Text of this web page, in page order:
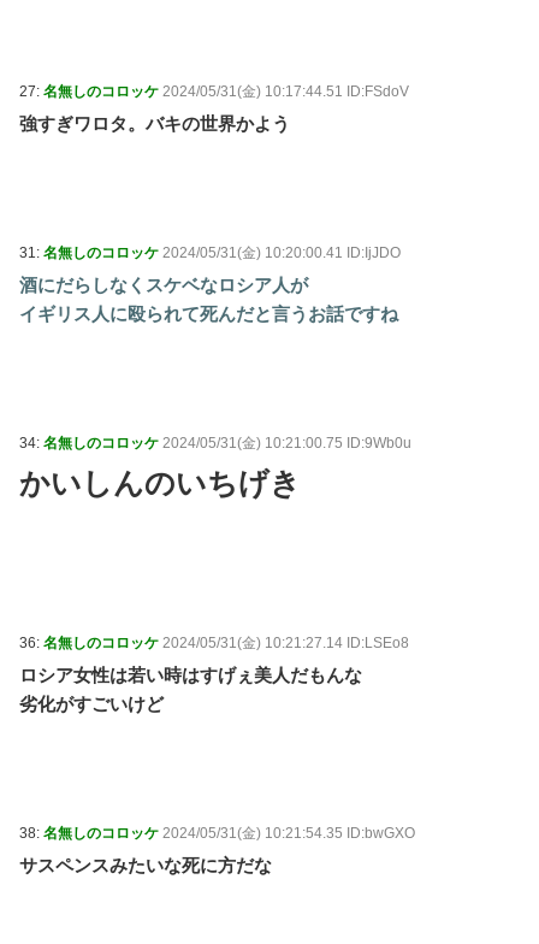
27: 名無しのコロッケ 2024/05/31(金) 10:17:44.51 ID:FSdoV
強すぎワロタ。バキの世界かよう
31: 名無しのコロッケ 2024/05/31(金) 10:20:00.41 ID:IjJDO
酒にだらしなくスケベなロシア人が
イギリス人に殴られて死んだと言うお話ですね
34: 名無しのコロッケ 2024/05/31(金) 10:21:00.75 ID:9Wb0u
かいしんのいちげき
36: 名無しのコロッケ 2024/05/31(金) 10:21:27.14 ID:LSEo8
ロシア女性は若い時はすげぇ美人だもんな
劣化がすごいけど
38: 名無しのコロッケ 2024/05/31(金) 10:21:54.35 ID:bwGXO
サスペンスみたいな死に方だな